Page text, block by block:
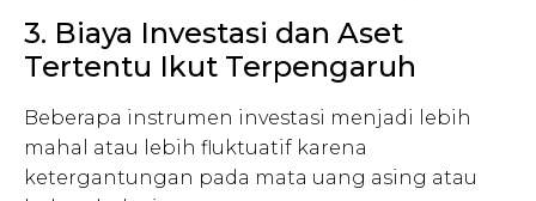
3. Biaya Investasi dan Aset
Tertentu Ikut Terpengaruh
Beberapa instrumen investasi menjadi lebih
mahal atau lebih fluktuatif karena
ketergantungan pada mata uang asing atau